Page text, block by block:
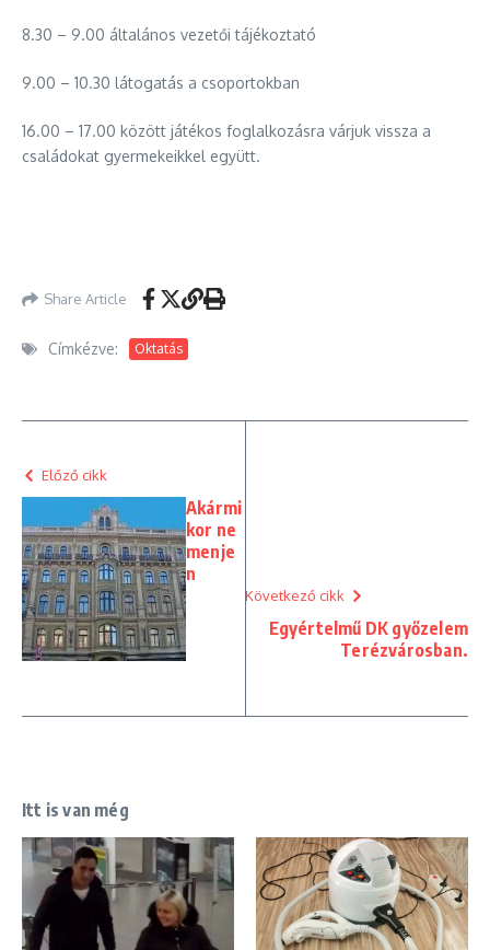
8.30 – 9.00 általános vezetői tájékoztató
9.00 – 10.30 látogatás a csoportokban
16.00 – 17.00 között játékos foglalkozásra várjuk vissza a
családokat gyermekeikkel együtt.
Share Article
Címkézve: Oktatás
Előző cikk
Akármi
kor ne
menje
n
Következő cikk
Egyértelmű DK győzelem
Terézvárosban.
Itt is van még